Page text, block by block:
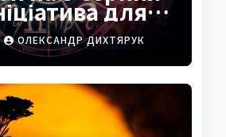
для
для
ОЛЕКСАНДР ДИХТЯРУК